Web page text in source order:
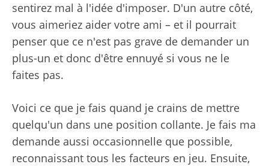
sentirez mal à l'idée d'imposer. D'un autre côté,
vous aimeriez aider votre ami – et il pourrait
penser que ce n'est pas grave de demander un
plus-un et donc d'être ennuyé si vous ne le
faites pas.
Voici ce que je fais quand je crains de mettre
quelqu'un dans une position collante. Je fais ma
demande aussi occasionnelle que possible,
reconnaissant tous les facteurs en jeu. Ensuite,